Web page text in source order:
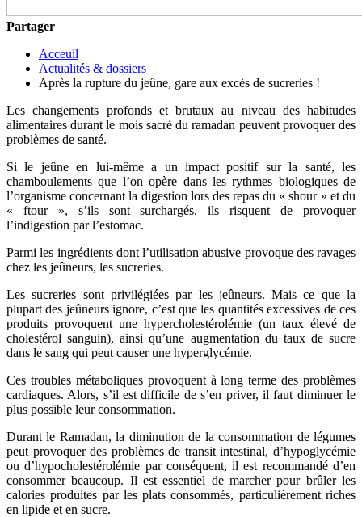
Partager
Acceuil
Actualités & dossiers
Après la rupture du jeûne, gare aux excès de sucreries !
Les changements profonds et brutaux au niveau des habitudes
alimentaires durant le mois sacré du ramadan peuvent provoquer des
problèmes de santé.
Si le jeûne en lui-même a un impact positif sur la santé, les
chamboulements que l’on opère dans les rythmes biologiques de
l’organisme concernant la digestion lors des repas du « shour » et du
« ftour », s’ils sont surchargés, ils risquent de provoquer
l’indigestion par l’estomac.
Parmi les ingrédients dont l’utilisation abusive provoque des ravages
chez les jeûneurs, les sucreries.
Les sucreries sont privilégiées par les jeûneurs. Mais ce que la
plupart des jeûneurs ignore, c’est que les quantités excessives de ces
produits provoquent une hypercholestérolémie (un taux élevé de
cholestérol sanguin), ainsi qu’une augmentation du taux de sucre
dans le sang qui peut causer une hyperglycémie.
Ces troubles métaboliques provoquent à long terme des problèmes
cardiaques. Alors, s’il est difficile de s’en priver, il faut diminuer le
plus possible leur consommation.
Durant le Ramadan, la diminution de la consommation de légumes
peut provoquer des problèmes de transit intestinal, d’hypoglycémie
ou d’hypocholestérolémie par conséquent, il est recommandé d’en
consommer beaucoup. Il est essentiel de marcher pour brûler les
calories produites par les plats consommés, particulièrement riches
en lipide et en sucre.